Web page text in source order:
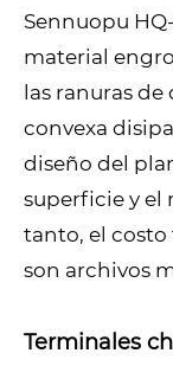
Sennuopu
material
las ranuras
convexa
diseño del
superficie y el
tanto, el
son archivos
Terminales